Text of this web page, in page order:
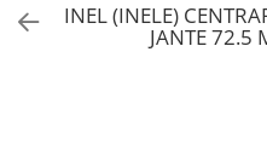
INEL (INELE)
JANTE 72.5